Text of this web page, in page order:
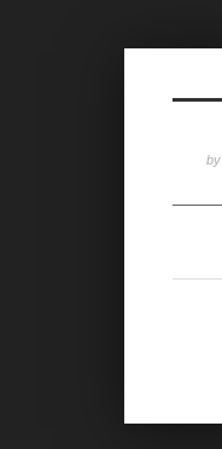
by
스케치북5
스케치북5